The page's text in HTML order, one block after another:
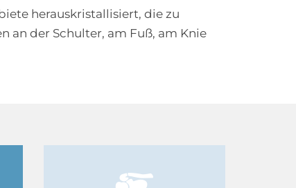
herauskristallisiert, die zu
an der Schulter, am Fuß, am Knie